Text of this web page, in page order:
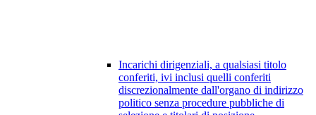
Incarichi dirigenziali, a qualsiasi titolo
conferiti, ivi inclusi quelli conferiti
discrezionalmente dall'organo di indirizzo
politico senza procedure pubbliche di